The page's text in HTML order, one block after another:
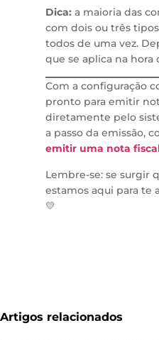
Dica: a maioria das
com dois ou três
todos de uma vez.
que se aplica na
Com a configuração
pronto para emitir
diretamente pelo
a passo da emissão,
emitir uma nota
Lembre-se: se surgir
estamos aqui para te
💛
Artigos relacionados